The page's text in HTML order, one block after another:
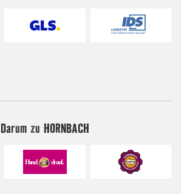
Darum zu HORNBACH